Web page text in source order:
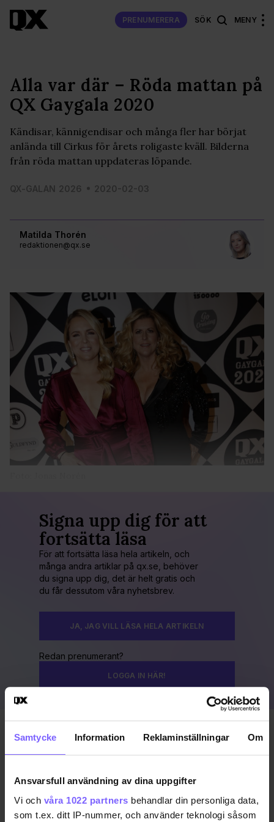
Samtycke Information Reklaminställningar Om
Ansvarsfull användning av dina uppgifter
Vi och våra 1022 partners behandlar din personliga data,
som t.ex. ditt IP-nummer, och använder teknologi såsom
PRENUMERERA SÖK MENY
Matilda Thorén
redaktionen@qx.se
Alla var där – Röda mattan på
QX Gaygala 2020
Kändisar, kännigendisar och många fler har börjat
anlända till Cirkus för årets roligaste kväll. Bilderna
från röda mattan uppdateras löpande.
QX-GALAN 2026 2020-02-03
Signa upp dig för att
fortsätta läsa
För att fortsätta läsa hela artikeln, och
många andra artiklar på qx.se, behöver
du signa upp dig, det är helt gratis och
du får dessutom våra nyhetsbrev.
JA, JAG VILL LÄSA HELA ARTIKELN
Redan prenumerant?
LOGGA IN HÄR!
Publicerad 2020-02-03
QX GAYGALA 2020